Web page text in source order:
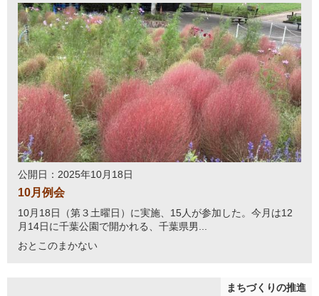
公開日：2025年10月18日
10月例会
10月18日（第３土曜日）に実施、15人が参加した。今月は12
月14日に千葉公園で開かれる、千葉県男...
おとこのまかない
まちづくりの推進